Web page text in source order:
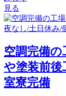
見る
空調完備
や塗装前後
室寮完備